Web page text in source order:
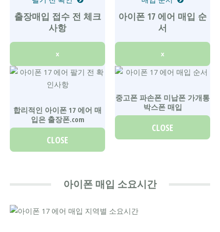
출장매입 접수 전 체크
사항
×
합리적인 아이폰 17 에어 매
입은 출장폰.com
CLOSE
아이폰 17 에어 매입 순
서
×
중고폰 파손폰 미납폰 가개통
박스폰 매입
CLOSE
아이폰 매입 소요시간